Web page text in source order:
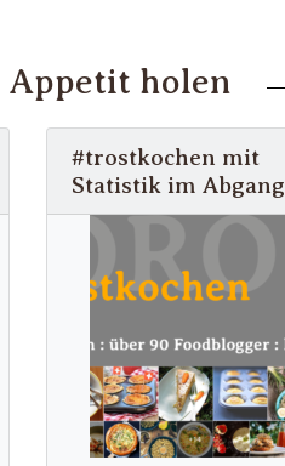
Appetit holen
#trostkochen mit
Statistik im Abgang